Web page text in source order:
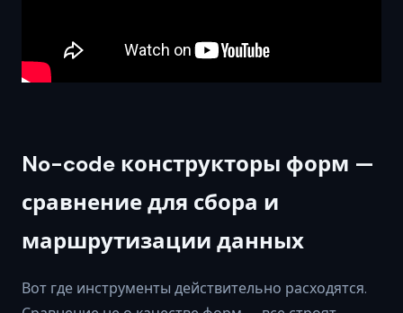
No-code конструкторы форм —
сравнение для сбора и
маршрутизации данных
Вот где инструменты действительно расходятся.